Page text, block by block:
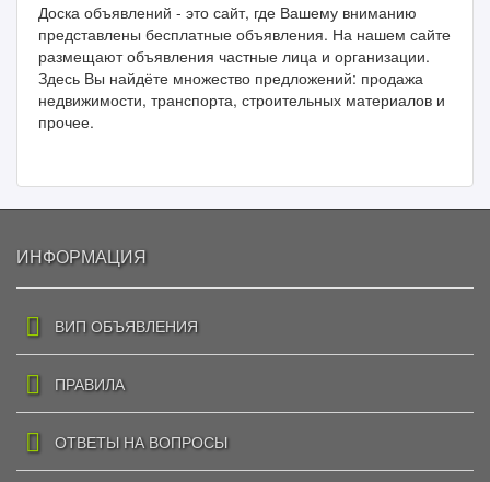
Доска объявлений - это сайт, где Вашему вниманию
представлены бесплатные объявления. На нашем сайте
размещают объявления частные лица и организации.
Здесь Вы найдёте множество предложений: продажа
недвижимости, транспорта, строительных материалов и
прочее.
ИНФОРМАЦИЯ
ВИП ОБЪЯВЛЕНИЯ
ПРАВИЛА
ОТВЕТЫ НА ВОПРОСЫ